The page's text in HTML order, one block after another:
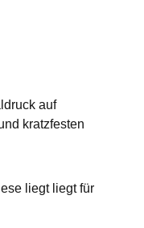
auf
kratzfesten
liegt liegt für